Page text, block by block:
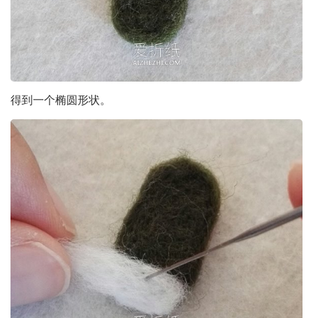
得到一个椭圆形状。